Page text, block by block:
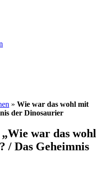
» Wie war das wohl mit
der Dinosaurier
war das wohl
/ Das Geheimnis